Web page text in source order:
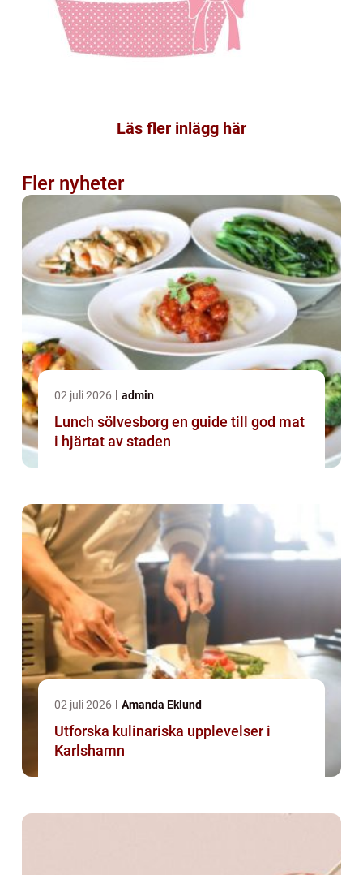
Läs fler inlägg här
Fler nyheter
02 juli 2026 admin
Lunch sölvesborg en guide till god mat
i hjärtat av staden
02 juli 2026 Amanda Eklund
Utforska kulinariska upplevelser i
Karlshamn